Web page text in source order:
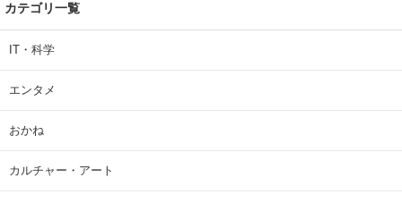
カテゴリ一覧
IT・科学
エンタメ
おかね
カルチャー・アート